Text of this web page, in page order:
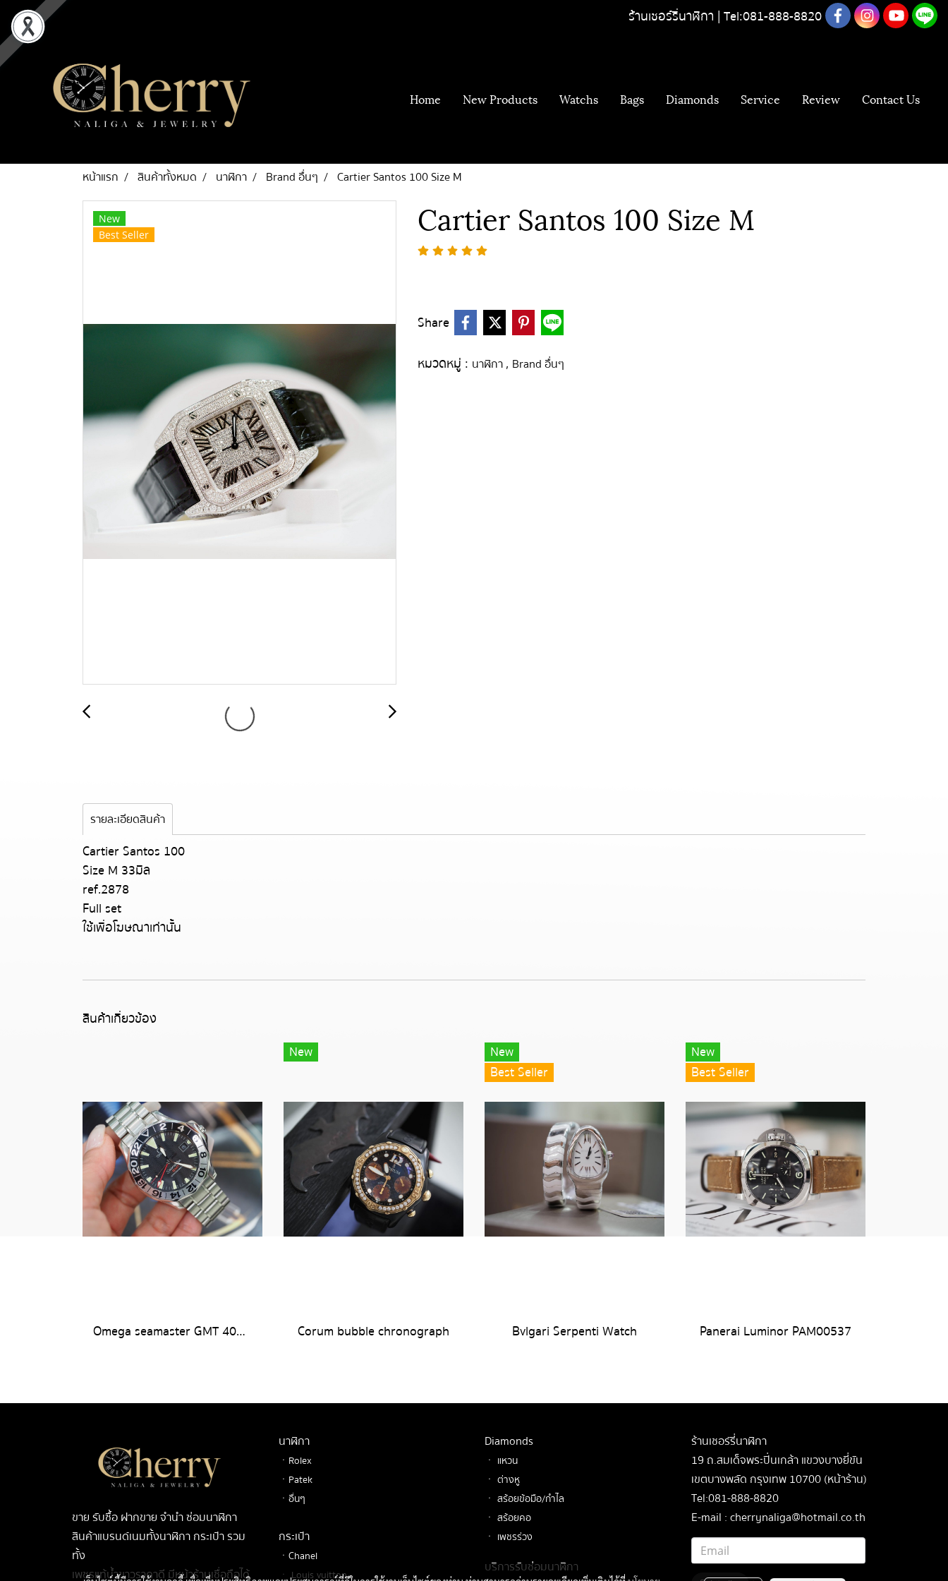
ร้านเชอร์รี่นาฬิกา | Tel:081-888-8820
Home New Products Watchs Bags Diamonds Service Review Contact Us
หน้าแรก สินค้าทั้งหมด นาฬิกา Brand อื่นๆ Cartier Santos 100 Size M
New
Best Seller
Cartier Santos 100 Size M
Share
หมวดหมู่ : นาฬิกา, Brand อื่นๆ
รายละเอียดสินค้า
Cartier Santos 100
Size M 33มิล
ref.2878
Full set
ใช้เพื่อโฆษณาเท่านั้น
สินค้าเกี่ยวข้อง
Omega seamaster GMT 40mm.
New
Corum bubble chronograph
New
Best Seller
Bvlgari Serpenti Watch
New
Best Seller
Panerai Luminor PAM00537
ขาย รับซื้อ ฝากขาย จำนำ ซ่อมนาฬิกา
สินค้าแบรนด์เนมทั้งนาฬิกา กระเป๋า รวม
ทั้ง
เพชรแท้น้ำขาวราคาดี มีหน้าร้านเชื่อถือได้
นาฬิกา
ㆍRolex
ㆍPatek
ㆍอื่นๆ
กระเป๋า
ㆍChanel
ㆍ Louis vuitton
Diamonds
ㆍ แหวน
ㆍ ต่างหู
ㆍ สร้อยข้อมือ/กำไล
ㆍ สร้อยคอ
ㆍ เพชรร่วง
บริการรับซ่อมนาฬิกา
ร้านเชอร์รี่นาฬิกา
19 ถ.สมเด็จพระปิ่นเกล้า แขวงบางยี่ขัน
เขตบางพลัด กรุงเทพ 10700 (หน้าร้าน)
Tel:081-888-8820
E-mail : cherrynaliga@hotmail.co.th